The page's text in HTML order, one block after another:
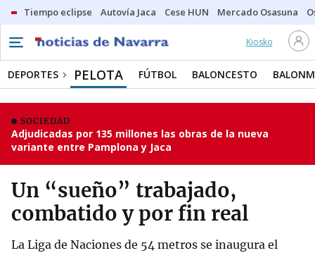
Tiempo eclipse Autovía Jaca Cese HUN Mercado Osasuna
Kiosko
DEPORTES PELOTA FÚTBOL BALONCESTO
SOCIEDAD
Adjudicadas por 135 millones las obras de la nueva
variante entre Pamplona y Jaca
Un “sueño” trabajado,
combatido y por fin real
La Liga de Naciones de 54 metros se inaugura el